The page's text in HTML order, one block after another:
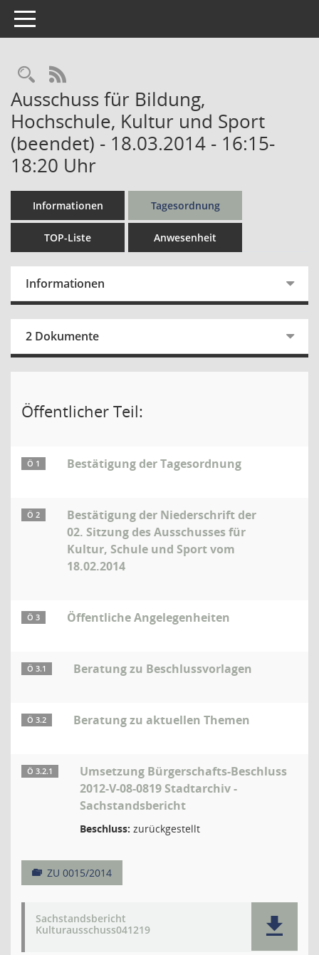
Toggle navigation
Rechercheauswahl
RSS-Feed
Ausschuss für Bildung,
Hochschule, Kultur und Sport
(beendet) - 18.03.2014 - 16:15-
18:20 Uhr
Informationen Tagesordnung
TOP-Liste Anwesenheit
Informationen
2 Dokumente
Öffentlicher Teil:
Ö 1 Bestätigung der Tagesordnung
Ö 2
Bestätigung der Niederschrift der
02. Sitzung des Ausschusses für
Kultur, Schule und Sport vom
18.02.2014
Ö 3 Öffentliche Angelegenheiten
Ö 3.1 Beratung zu Beschlussvorlagen
Ö 3.2 Beratung zu aktuellen Themen
Ö 3.2.1
Umsetzung Bürgerschafts-Beschluss
2012-V-08-0819 Stadtarchiv -
Sachstandsbericht
Beschluss: zurückgestellt
ZU 0015/2014
Sachstandsbericht
Kulturausschuss041219